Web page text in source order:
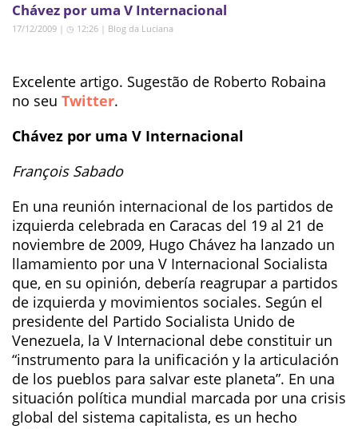
Chávez por uma V Internacional
17/12/2009 | ◷ 12:26 | Blog da Luciana
Excelente artigo. Sugestão de Roberto Robaina
no seu Twitter.
Chávez por uma V Internacional
François Sabado
En una reunión internacional de los partidos de
izquierda celebrada en Caracas del 19 al 21 de
noviembre de 2009, Hugo Chávez ha lanzado un
llamamiento por una V Internacional Socialista
que, en su opinión, debería reagrupar a partidos
de izquierda y movimientos sociales. Según el
presidente del Partido Socialista Unido de
Venezuela, la V Internacional debe constituir un
“instrumento para la unificación y la articulación
de los pueblos para salvar este planeta”. En una
situación política mundial marcada por una crisis
global del sistema capitalista, es un hecho